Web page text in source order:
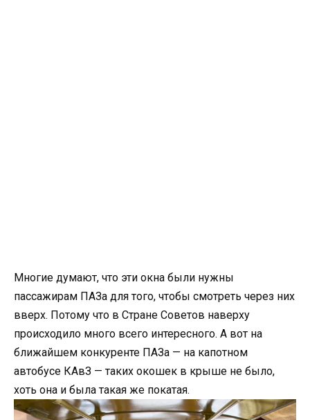
Многие думают, что эти окна были нужны
пассажирам ПАЗа для того, чтобы смотреть через них
вверх. Потому что в Стране Советов наверху
происходило много всего интересного. А вот на
ближайшем конкуренте ПАЗа — на капотном
автобусе КАвЗ — таких окошек в крыше не было,
хоть она и была такая же покатая.